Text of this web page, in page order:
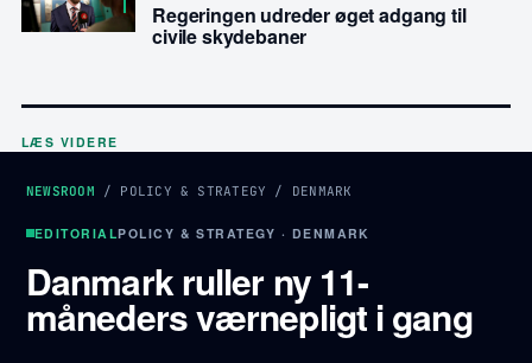
Regeringen udreder øget adgang til
civile skydebaner
LÆS VIDERE
NEWSROOM / POLICY & STRATEGY / DENMARK
EDITORIALPOLICY & STRATEGY · DENMARK
Danmark ruller ny 11-
måneders værnepligt i gang